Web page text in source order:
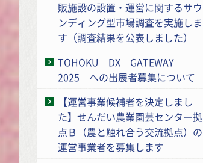
販施設の設置・運営に関するサウ
ンディング型市場調査を実施しま
す（調査結果を公表しました）
TOHOKU DX GATEWAY
2025 への出展者募集について
【運営事業候補者を決定しまし
た】せんだい農業園芸センター拠
点Ｂ（農と触れ合う交流拠点）の
運営事業者を募集します